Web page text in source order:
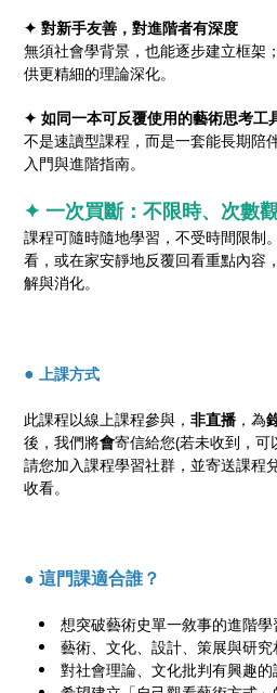
✦ 對新手友善，對進階者有深度
無須社會學背景，也能逐步建立框架
供更精細的理論深化。
✦ 如同一本可反覆使用的藝術思考工
不是速讀型課程，而是一套能長期陪
入門與進階指南。
✦ 一次買斷：不限時、次數
課程可隨時隨地學習，不受時間限制
看，或在家安靜地反覆回看重點內容
解與消化。
●上課方式
此課程以線上課程參與，非直播 ，為
後，我們將會寄信給您(若未收到，
請您加入課程學習社群，並寄送課程
收看。
● 這門課適合誰？
想突破藝術史單一敘事的進階學
藝術、文化、設計、策展與研
對社會理論、文化批判有興趣的